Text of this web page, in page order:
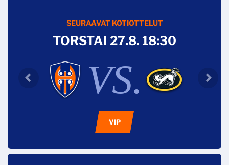
SEURAAVAT KOTIOTTELUT
TORSTAI 27.8. 18:30
VS.
VIP